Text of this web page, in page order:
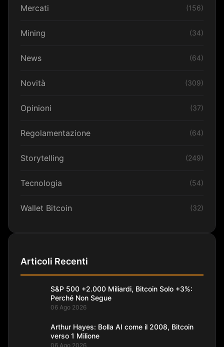
Mercati (156)
Mining (34)
News (64)
Novità (309)
Opinioni (37)
Regolamentazione (64)
Storytelling (249)
Tecnologia (54)
Wallet Bitcoin (32)
Articoli Recenti
S&P 500 +2.000 Miliardi, Bitcoin Solo +3%:
Perché Non Segue
06 Ago 2026
Arthur Hayes: Bolla AI come il 2008, Bitcoin
verso 1 Milione
06 Ago 2026